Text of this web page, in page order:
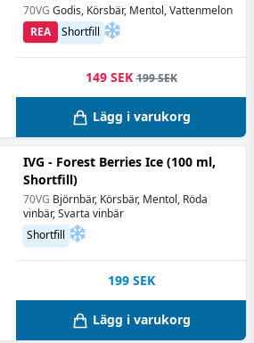
70VG Godis, Körsbär, Mentol, Vattenmelon
Shortfill
REA
149 SEK 199 SEK
Lägg i varukorg
IVG - Forest Berries Ice (100 ml,
Shortfill)
70VG Björnbär, Körsbär, Mentol, Röda
vinbär, Svarta vinbär
Shortfill
199 SEK
Lägg i varukorg